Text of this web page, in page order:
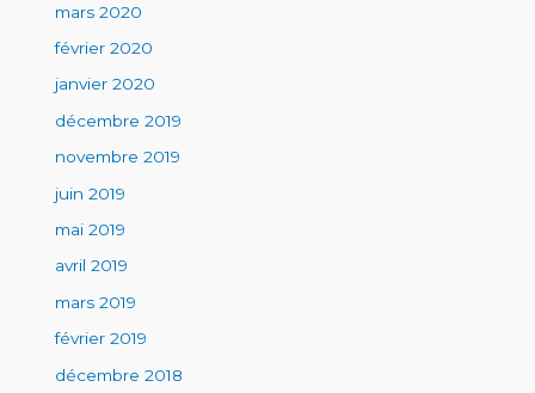
mars 2020
février 2020
janvier 2020
décembre 2019
novembre 2019
juin 2019
mai 2019
avril 2019
mars 2019
février 2019
décembre 2018